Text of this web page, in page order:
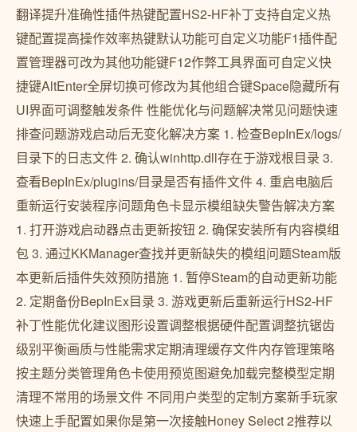
翻译提升准确性插件热键配置HS2-HF补丁支持自定义热
键配置提高操作效率热键默认功能可自定义功能F1插件配
置管理器可改为其他功能键F12作弊工具界面可自定义快
捷键AltEnter全屏切换可修改为其他组合键Space隐藏所有
UI界面可调整触发条件 性能优化与问题解决常见问题快速
排查问题游戏启动后无变化解决方案 1. 检查BepInEx/logs/
目录下的日志文件 2. 确认winhttp.dll存在于游戏根目录 3.
查看BepInEx/plugins/目录是否有插件文件 4. 重启电脑后
重新运行安装程序问题角色卡显示模组缺失警告解决方案
1. 打开游戏启动器点击更新按钮 2. 确保安装所有内容模组
包 3. 通过KKManager查找并更新缺失的模组问题Steam版
本更新后插件失效预防措施 1. 暂停Steam的自动更新功能
2. 定期备份BepInEx目录 3. 游戏更新后重新运行HS2-HF
补丁性能优化建议图形设置调整根据硬件配置调整抗锯齿
级别平衡画质与性能需求定期清理缓存文件内存管理策略
按主题分类管理角色卡使用预览图避免加载完整模型定期
清理不常用的场景文件 不同用户类型的定制方案新手玩家
快速上手配置如果你是第一次接触Honey Select 2推荐以